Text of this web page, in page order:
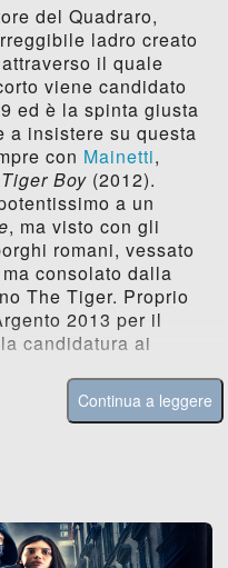
del Quadraro,
ladro creato
il quale
viene candidato
ed è la spinta giusta
a insistere su questa
con Mainetti,
Tiger Boy(2012).
a un
, ma visto con gli
romani, vessato
consolato dalla
The Tiger. Proprio
2013 per il
candidatura ai
Continua a leggere